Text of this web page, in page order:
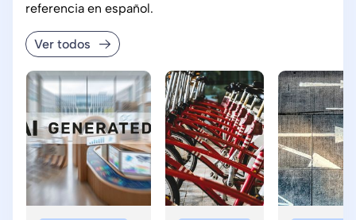
referencia en español.
Ver todos